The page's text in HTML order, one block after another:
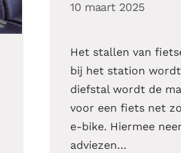
10 maart 2025
Het stallen van
bij het station
diefstal wordt de
voor een fiets net
e-bike. Hiermee
adviezen…